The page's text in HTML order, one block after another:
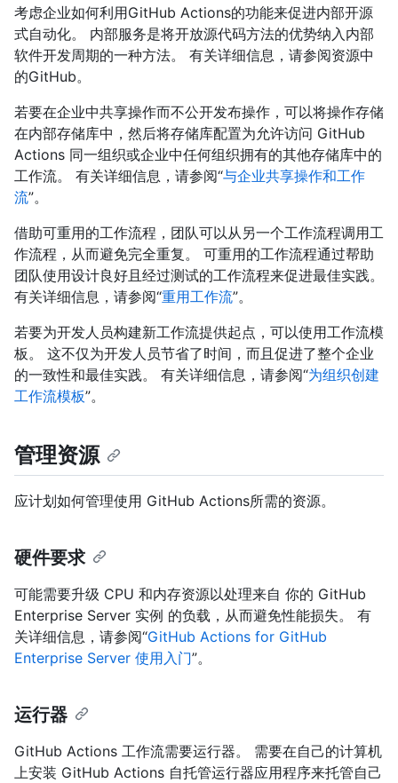
考虑企业如何利用GitHub Actions的功能来促进内部开源
式自动化。 内部服务是将开放源代码方法的优势纳入内部
软件开发周期的一种方法。 有关详细信息，请参阅资源中
的GitHub。
若要在企业中共享操作而不公开发布操作，可以将操作存储
在内部存储库中，然后将存储库配置为允许访问 GitHub
Actions 同一组织或企业中任何组织拥有的其他存储库中的
工作流。 有关详细信息，请参阅“与企业共享操作和工作
流”。
借助可重用的工作流程，团队可以从另一个工作流程调用工
作流程，从而避免完全重复。 可重用的工作流程通过帮助
团队使用设计良好且经过测试的工作流程来促进最佳实践。
有关详细信息，请参阅“重用工作流”。
若要为开发人员构建新工作流提供起点，可以使用工作流模
板。 这不仅为开发人员节省了时间，而且促进了整个企业
的一致性和最佳实践。 有关详细信息，请参阅“为组织创建
工作流模板”。
管理资源
应计划如何管理使用 GitHub Actions所需的资源。
硬件要求
可能需要升级 CPU 和内存资源以处理来自 你的 GitHub
Enterprise Server 实例 的负载，从而避免性能损失。 有
关详细信息，请参阅“GitHub Actions for GitHub
Enterprise Server 使用入门”。
运行器
GitHub Actions 工作流需要运行器。 需要在自己的计算机
上安装 GitHub Actions 自托管运行器应用程序来托管自己